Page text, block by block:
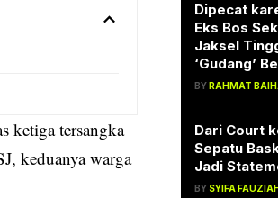
ketiga tersangka
keduanya warga
Dipecat
Eks Bos
Jaksel
‘Gudang’
BYRAHMAT
Dari Court
Sepatu
Jadi
BY SYIFA